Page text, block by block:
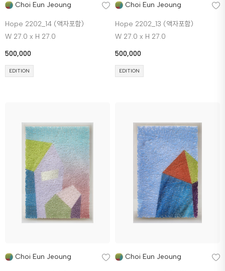
Choi Eun Jeoung
Hope 2202_14 (액자포함)
W 27.0 x H 27.0
500,000
EDITION
Choi Eun Jeoung
Hope 2202_13 (액자포함)
W 27.0 x H 27.0
500,000
EDITION
Choi Eun Jeoung Choi Eun Jeoung